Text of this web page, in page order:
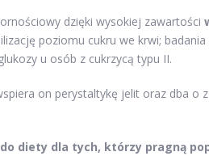
dzięki wysokiej zawartości
poziomu cukru we krwi;
u osób z cukrzycą typu II.
on perystaltykę jelit oraz dba o
diety dla tych, którzy pragną